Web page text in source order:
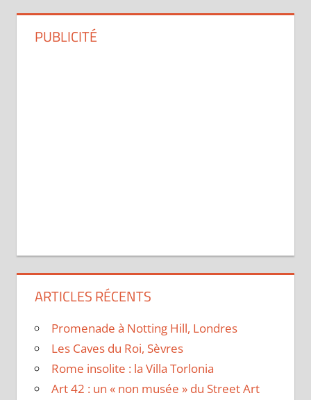
PUBLICITÉ
ARTICLES RÉCENTS
Promenade à Notting Hill, Londres
Les Caves du Roi, Sèvres
Rome insolite : la Villa Torlonia
Art 42 : un « non musée » du Street Art